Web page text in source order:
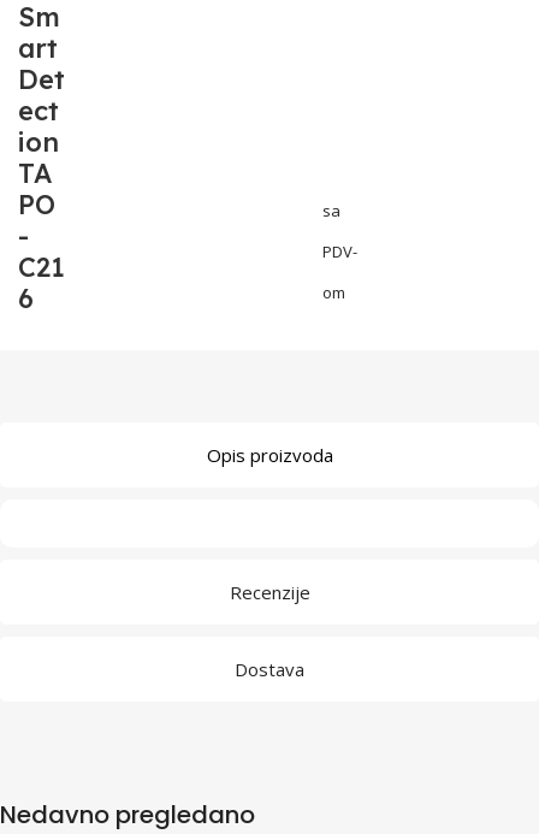
Sm
art
Det
ect
ion
TA
PO
-
C21
6
sa
PDV-
om
Opis proizvoda
Recenzije
Dostava
Nedavno pregledano